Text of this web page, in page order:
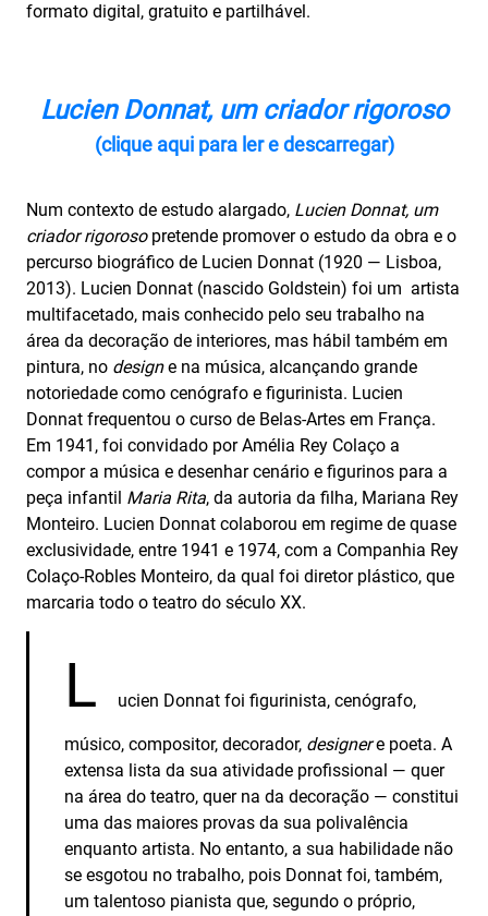
formato digital, gratuito e partilhável.
Lucien Donnat, um criadorrigoroso
(clique aqui para ler e descarregar)
Num contexto de estudo alargado, Lucien Donnat, um
criador rigoroso pretende promover o estudo da obra e o
percurso biográfico de Lucien Donnat (1920 — Lisboa,
2013). Lucien Donnat (nascido Goldstein) foi um artista
multifacetado, mais conhecido pelo seu trabalho na
área da decoração de interiores, mas hábil também em
pintura, no designe na música, alcançando grande
notoriedade como cenógrafo e figurinista. Lucien
Donnat frequentou o curso de Belas-Artes em França.
Em 1941, foi convidado por Amélia Rey Colaço a
compor a música e desenhar cenário e figurinos para a
peça infantil Maria Rita, da autoria da filha, Mariana Rey
Monteiro. Lucien Donnat colaborou em regime de quase
exclusividade, entre 1941 e 1974, com a Companhia Rey
Colaço-Robles Monteiro, da qual foi diretor plástico, que
marcaria todo o teatro do século XX.
L ucien Donnat foi figurinista, cenógrafo,
músico, compositor, decorador, designere poeta. A
extensa lista da sua atividade profissional — quer
na área do teatro, quer na da decoração — constitui
uma das maiores provas da sua polivalência
enquanto artista. No entanto, a sua habilidade não
se esgotou no trabalho, pois Donnat foi, também,
um talentoso pianista que, segundo o próprio,